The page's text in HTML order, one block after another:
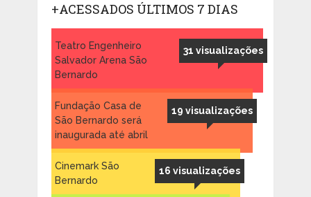
+ACESSADOS ÚLTIMOS 7 DIAS
31 visualizações
Teatro Engenheiro
Salvador Arena São
Bernardo
19 visualizações
Fundação Casa de
São Bernardo será
inaugurada até abril
16 visualizações
Cinemark São
Bernardo